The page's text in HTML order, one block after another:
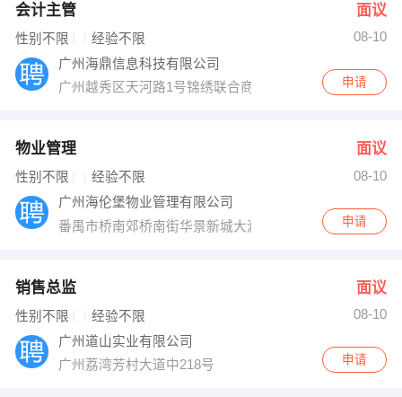
会计主管 面议
性别不限 经验不限
08-10
广州海鼎信息科技有限公司
广州越秀区天河路1号锦绣联合商务大厦701室
申请
物业管理 面议
性别不限 经验不限
08-10
广州海伦堡物业管理有限公司
番禺市桥南郊桥南街华景新城大润发斜对面
申请
销售总监 面议
性别不限 经验不限
08-10
广州道山实业有限公司
广州荔湾芳村大道中218号
申请